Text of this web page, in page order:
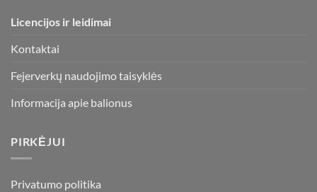
Licencijos ir leidimai
Kontaktai
Fejerverkų naudojimo taisyklės
Informacija apie balionus
PIRKĖJUI
Privatumo politika